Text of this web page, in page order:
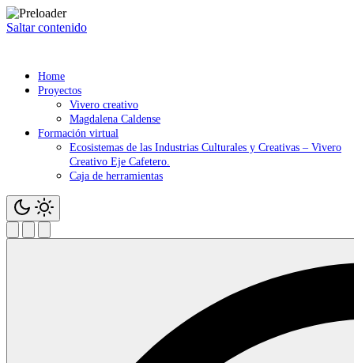
Saltar contenido
Home
Proyectos
Vivero creativo
Magdalena Caldense
Formación virtual
Ecosistemas de las Industrias Culturales y Creativas – Vivero
Creativo Eje Cafetero.
Caja de herramientas